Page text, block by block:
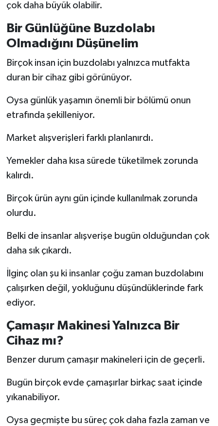
çok daha büyük olabilir.
Bir Günlüğüne Buzdolabı
Olmadığını Düşünelim
Birçok insan için buzdolabı yalnızca mutfakta
duran bir cihaz gibi görünüyor.
Oysa günlük yaşamın önemli bir bölümü onun
etrafında şekilleniyor.
Market alışverişleri farklı planlanırdı.
Yemekler daha kısa sürede tüketilmek zorunda
kalırdı.
Birçok ürün aynı gün içinde kullanılmak zorunda
olurdu.
Belki de insanlar alışverişe bugün olduğundan çok
daha sık çıkardı.
İlginç olan şu ki insanlar çoğu zaman buzdolabını
çalışırken değil, yokluğunu düşündüklerinde fark
ediyor.
Çamaşır Makinesi Yalnızca Bir
Cihaz mı?
Benzer durum çamaşır makineleri için de geçerli.
Bugün birçok evde çamaşırlar birkaç saat içinde
yıkanabiliyor.
Oysa geçmişte bu süreç çok daha fazla zaman ve